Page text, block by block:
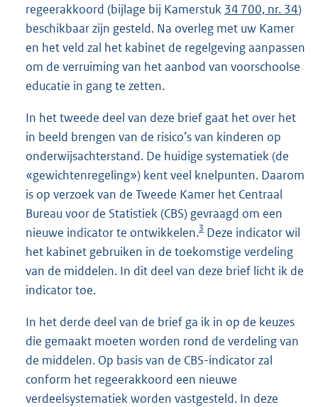
regeerakkoord (bijlage bij Kamerstuk 34 700, nr. 34)
beschikbaar zijn gesteld. Na overleg met uw Kamer
en het veld zal het kabinet de regelgeving aanpassen
om de verruiming van het aanbod van voorschoolse
educatie in gang te zetten.
In het tweede deel van deze brief gaat het over het
in beeld brengen van de risico’s van kinderen op
onderwijsachterstand. De huidige systematiek (de
«gewichtenregeling») kent veel knelpunten. Daarom
is op verzoek van de Tweede Kamer het Centraal
Bureau voor de Statistiek (CBS) gevraagd om een
nieuwe indicator te ontwikkelen.3 Deze indicator wil
het kabinet gebruiken in de toekomstige verdeling
van de middelen. In dit deel van deze brief licht ik de
indicator toe.
In het derde deel van de brief ga ik in op de keuzes
die gemaakt moeten worden rond de verdeling van
de middelen. Op basis van de CBS-indicator zal
conform het regeerakkoord een nieuwe
verdeelsystematiek worden vastgesteld. In deze